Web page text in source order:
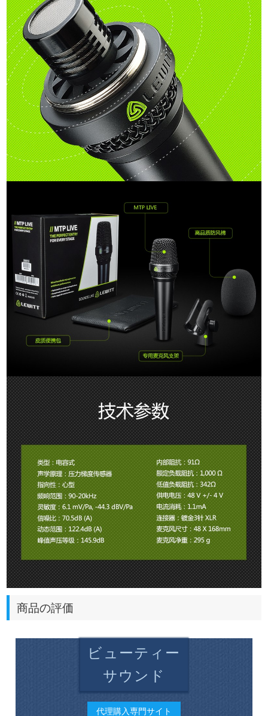
商品の評価
ビューティー
サウンド
代理購入専門サイト